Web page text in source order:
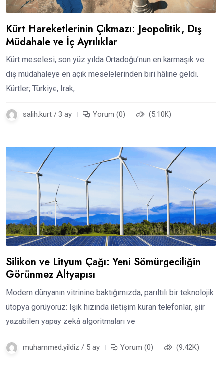
Kürt Hareketlerinin Çıkmazı: Jeopolitik, Dış
Müdahale ve İç Ayrılıklar
Kürt meselesi, son yüz yılda Ortadoğu’nun en karmaşık ve
dış müdahaleye en açık meselelerinden biri hâline geldi.
Kürtler; Türkiye, Irak,
salih.kurt / 3 ay Yorum (0) (5.10K)
Silikon ve Lityum Çağı: Yeni Sömürgeciliğin
Görünmez Altyapısı
Modern dünyanın vitrinine baktığımızda, parıltılı bir teknolojik
ütopya görüyoruz: Işık hızında iletişim kuran telefonlar, şiir
yazabilen yapay zekâ algoritmaları ve
muhammed.yildiz / 5 ay Yorum (0) (9.42K)